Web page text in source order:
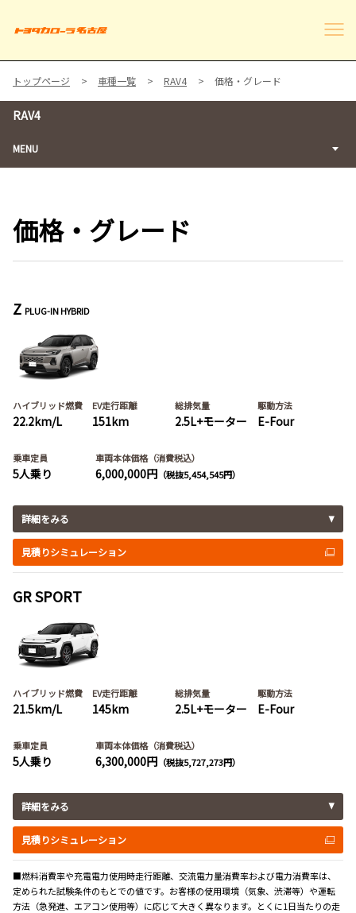
トップページ 車種一覧 RAV4 価格・グレード
RAV4
MENU
価格・グレード
Z PLUG-IN HYBRID
ハイブリッド燃費
22.2km/L
EV走行距離
151km
総排気量
2.5L+モーター
駆動方法
E-Four
乗車定員
5人乗り
車両本体価格（消費税込）
6,000,000円 （税抜5,454,545円）
詳細をみる
見積りシミュレーション
GR SPORT
ハイブリッド燃費
21.5km/L
EV走行距離
145km
総排気量
2.5L+モーター
駆動方法
E-Four
乗車定員
5人乗り
車両本体価格（消費税込）
6,300,000円 （税抜5,727,273円）
詳細をみる
見積りシミュレーション
■燃料消費率や充電電力使用時走行距離、交流電力量消費率および電力消費率は、
定められた試験条件のもとでの値です。お客様の使用環境（気象、渋滞等）や運転
方法（急発進、エアコン使用等）に応じて大きく異なります。とくに1日当たりの走